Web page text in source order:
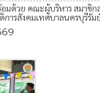
มด้วย คณะผู้บริหาร สมาชิ
การสังคมเทศบาลนครบุรีรัม